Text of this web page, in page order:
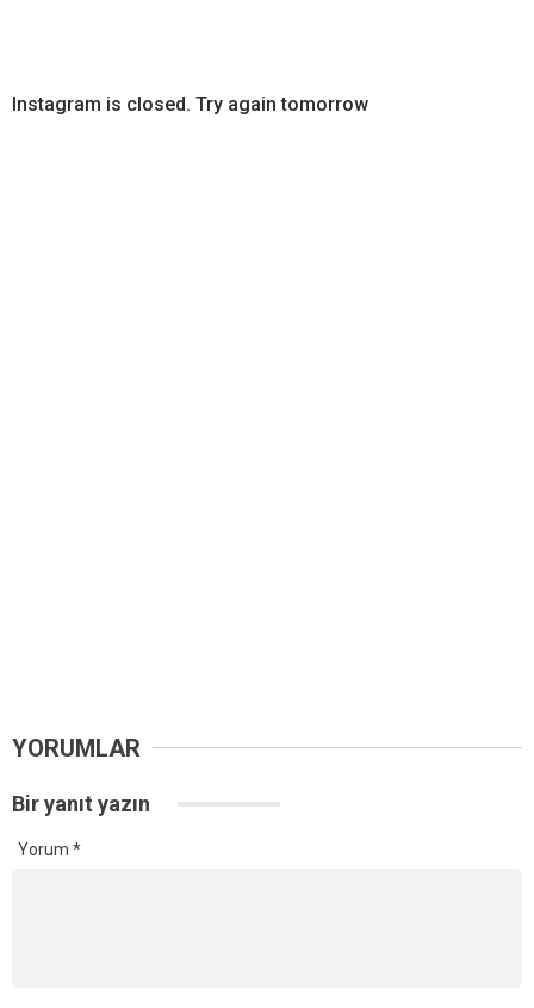
Instagram is closed. Try again tomorrow
YORUMLAR
Bir yanıt yazın
Yorum *